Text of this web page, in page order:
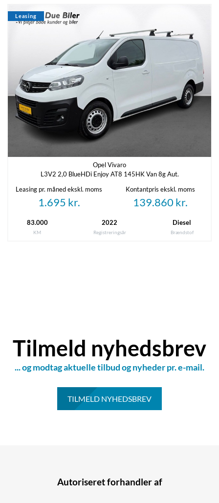
Leasing
Opel Vivaro
L3V2 2,0 BlueHDi Enjoy AT8 145HK Van 8g Aut.
Leasing pr. måned ekskl. moms
1.695 kr.
Kontantpris ekskl. moms
139.860 kr.
83.000
KM
2022
Registreringsår
Diesel
Brændstof
Tilmeld nyhedsbrev
... og modtag aktuelle tilbud og nyheder pr. e-mail.
TILMELD NYHEDSBREV
Autoriseret forhandler af